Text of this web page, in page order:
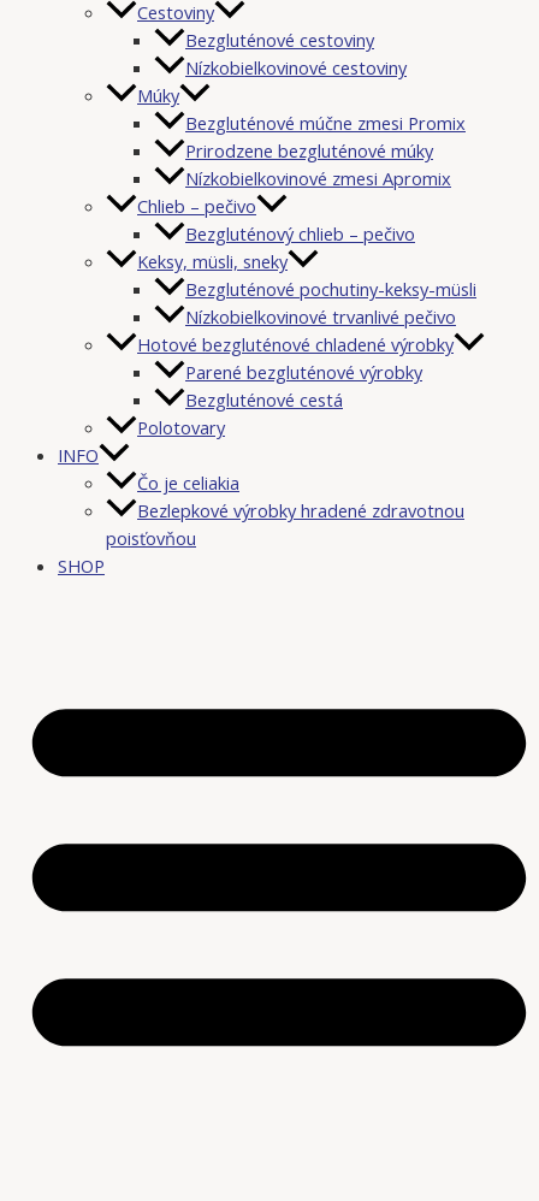
Cestoviny
Bezgluténové cestoviny
Nízkobielkovinové cestoviny
Múky
Bezgluténové múčne zmesi Promix
Prirodzene bezgluténové múky
Nízkobielkovinové zmesi Apromix
Chlieb – pečivo
Bezgluténový chlieb – pečivo
Keksy, müsli, sneky
Bezgluténové pochutiny-keksy-müsli
Nízkobielkovinové trvanlivé pečivo
Hotové bezgluténové chladené výrobky
Parené bezgluténové výrobky
Bezgluténové cestá
Polotovary
INFO
Čo je celiakia
Bezlepkové výrobky hradené zdravotnou
poisťovňou
SHOP